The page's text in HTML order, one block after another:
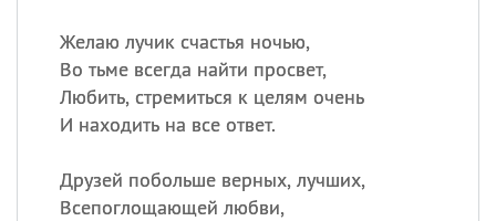
Желаю лучик счастья ночью,
Во тьме всегда найти просвет,
Любить, стремиться к целям очень
И находить на все ответ.
Друзей побольше верных, лучших,
Всепоглощающей любви,
Сегодня празднуют именины
Сергей
Посмотреть значение
происхождение